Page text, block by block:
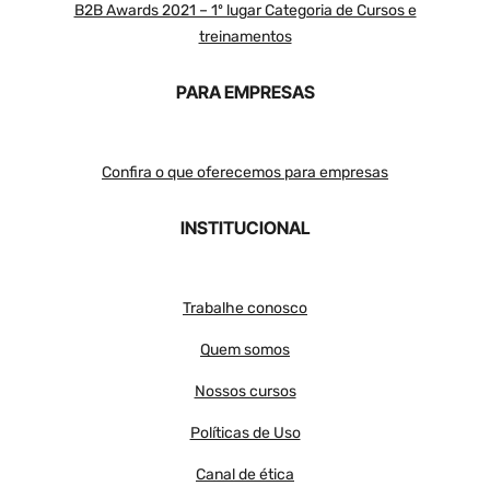
B2B Awards 2021 – 1º lugar Categoria de Cursos e
treinamentos
PARA EMPRESAS
Confira o que oferecemos para empresas
INSTITUCIONAL
Trabalhe conosco
Quem somos
Nossos cursos
Políticas de Uso
Canal de ética